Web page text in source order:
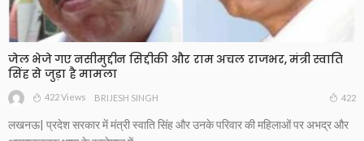
जेल भेजे गए नसीमुद्दीन सिद्दीकी और राम अचल राजभर, मंत्री स्वाति
सिंह से जुड़ा है मामला
422 Views BRIJESH SINGH 422
लखनऊ| प्रदेश सरकार में मंत्री स्वाति सिंह और उनके परिवार की महिलाओं पर अभद्र और